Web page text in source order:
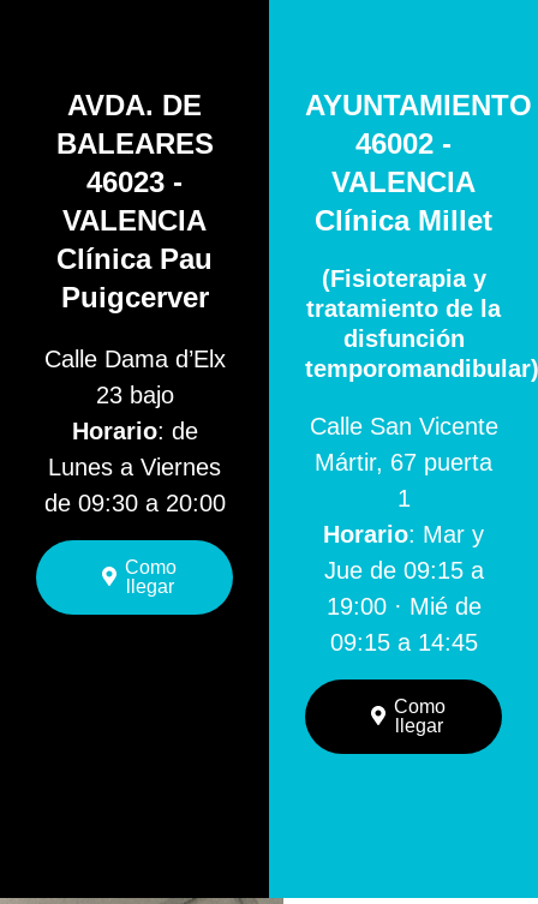
AVDA. DE
BALEARES
46023 -
VALENCIA
Clínica Pau
Puigcerver
Calle Dama d’Elx
23 bajo
Horario: de
Lunes a Viernes
de 09:30 a 20:00
Como
llegar
AYUNTAMIENTO
46002 -
VALENCIA
Clínica Millet
(Fisioterapia y
tratamiento de la
disfunción
temporomandibular)
Calle San Vicente
Mártir, 67 puerta
1
Horario: Mar y
Jue de 09:15 a
19:00 · Mié de
09:15 a 14:45
Como
llegar